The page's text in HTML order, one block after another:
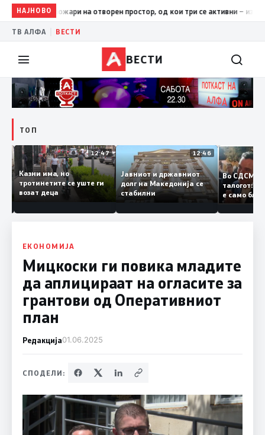
НАЈНОВО17:42ЦУК: До 18 часот 11 пожари на отворен простор, од
ТВ АЛФА ВЕСТИ
ВЕСТИ
ТОП
12:50 12:47
Казни има, но
тротинетите се уште ги
возат деца
12:46
Јавниот и државниот
долг на Македонија се
стабилни
Во СДСМ
е само
копија
Заев
ЕКОНОМИЈА
Мицкоски ги повика младите
да аплицираат на огласите за
грантови од Оперативниот
план
Редакција01.06.2025
СПОДЕЛИ: